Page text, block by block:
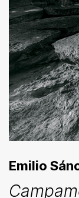
Emilio